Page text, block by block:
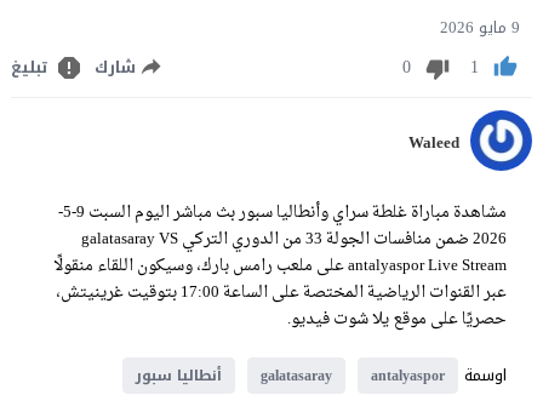
9 مايو 2026
1
0 شارك تبليغ
Waleed
مشاهدة مباراة غلطة سراي وأنطاليا سبور بث مباشر اليوم السبت 9-5-
2026 ضمن منافسات الجولة 33 من الدوري التركي galatasaray VS
antalyaspor Live Stream على ملعب رامس بارك، وسيكون اللقاء منقولًا
عبر القنوات الرياضية المختصة على الساعة 17:00 بتوقيت غرينيتش،
حصريًا على موقع يلا شوت فيديو.
اوسمة
antalyaspor
galatasaray
أنطاليا سبور